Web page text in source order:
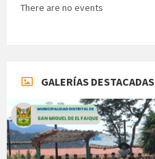
There are no events
GALERÍAS DESTACADAS